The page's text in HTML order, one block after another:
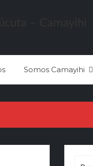
Somos Camayihi